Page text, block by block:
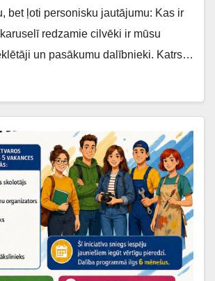
bet ļoti personisku jautājumu: Kas ir
redzamie cilvēki ir mūsu
un pasākumu dalībnieki. Katrs…